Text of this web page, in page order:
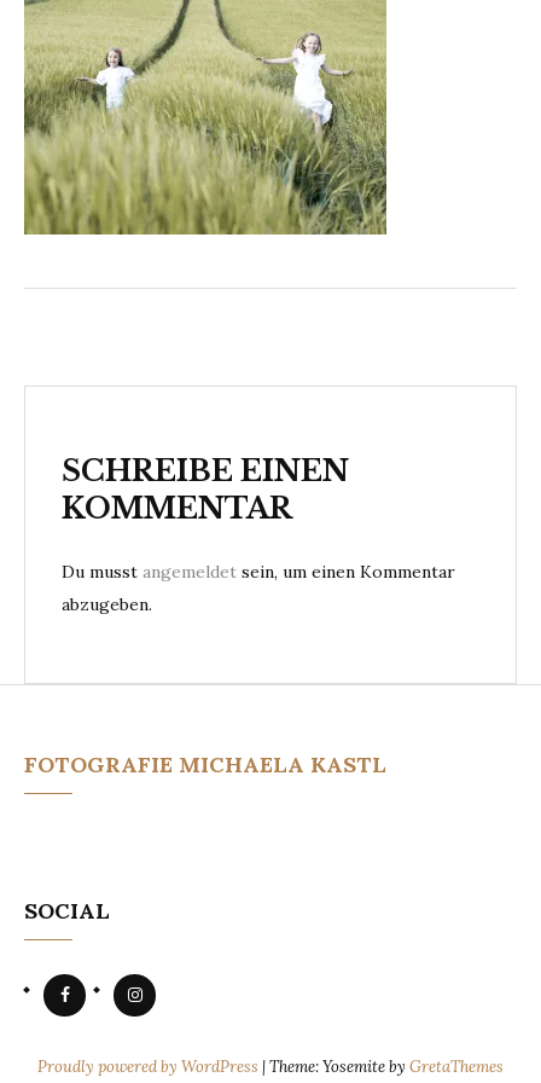
SCHREIBE EINEN
KOMMENTAR
Du musst angemeldet sein, um einen Kommentar
abzugeben.
FOTOGRAFIE MICHAELA KASTL
SOCIAL
P
r
o
l
P
r
o
l
Proudly powered by WordPress |Theme: Yosemite by GretaThemes